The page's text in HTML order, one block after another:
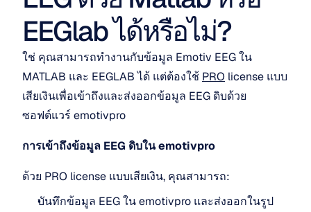
EEGlab ได้หรือไม่?
ใช่ คุณสามารถทำงานกับข้อมูล Emotiv EEG ใน
MATLAB และ EEGLAB ได้ แต่ต้องใช้ PRO license แบบ
เสียเงินเพื่อเข้าถึงและส่งออกข้อมูล EEG ดิบด้วย
ซอฟต์แวร์ emotivpro
การเข้าถึงข้อมูล EEG ดิบใน emotivpro
ด้วย PRO license แบบเสียเงิน, คุณสามารถ:
บันทึกข้อมูล EEG ใน emotivpro และส่งออกในรูป